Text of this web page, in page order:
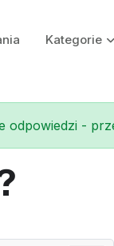
Kategorie
odpowiedzi -